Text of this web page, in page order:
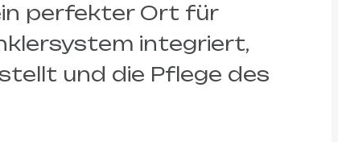
perfekter Ort für
integriert,
und die Pflege des